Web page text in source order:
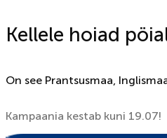
Kellele hoiad
On see Prantsusmaa,
Kampaania kestab kuni 19.07!